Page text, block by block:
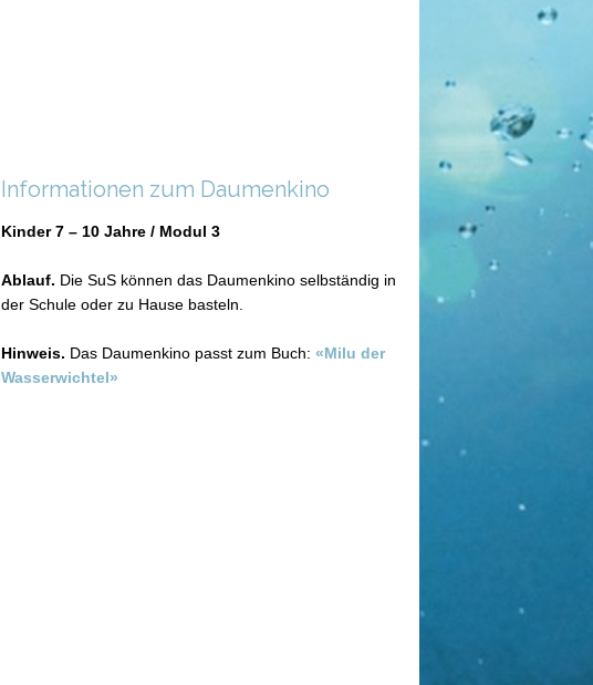
Informationen zum Daumenkino
Kinder 7 – 10 Jahre / Modul 3
Ablauf. Die SuS können das Daumenkino selbständig in
der Schule oder zu Hause basteln.
Hinweis. Das Daumenkino passt zum Buch: «Milu der
Wasserwichtel»